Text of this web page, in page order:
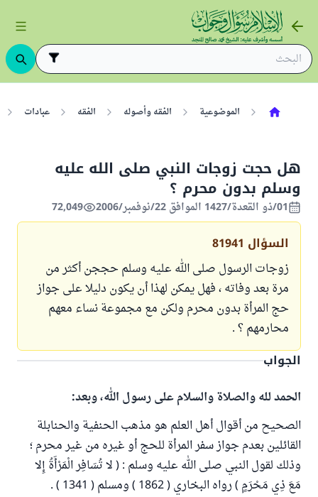
الموضوعية الفقه وأصوله الفقه عبادات
هل حجت زوجات النبي صلى الله عليه
وسلم بدون محرم ؟
01/ذو القعدة/1427 الموافق 22/نوفمبر/2006 72,049
السؤال 81941
زوجات الرسول صلى الله عليه وسلم حججن أكثر من
مرة بعد وفاته ، فهل يمكن لهذا أن يكون دليلا على جواز
حج المرأة بدون محرم ولكن مع مجموعة نساء معهم
محارمهم ؟ .
الجواب
الحمد لله والصلاة والسلام على رسول الله، وبعد:
الصحيح من أقوال أهل العلم هو مذهب الحنفية والحنابلة
القائلين بعدم جواز سفر المرأة للحج أو غيره من غير محرم ؛
وذلك لقول النبي صلى الله عليه وسلم : ( لا تُسَافِر الْمَرْأَةُ إِلا
مَعَ ذِي مَحْرَمٍ ) رواه البخاري ( 1862 ) ومسلم ( 1341 ) .